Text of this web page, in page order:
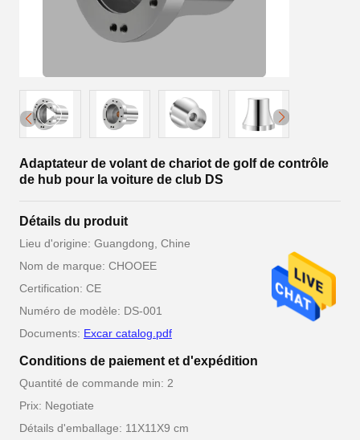
Adaptateur de volant de chariot de golf de contrôle
de hub pour la voiture de club DS
Détails du produit
Lieu d'origine: Guangdong, Chine
Nom de marque: CHOOEE
Certification: CE
Numéro de modèle: DS-001
Documents: Excar catalog.pdf
Conditions de paiement et d'expédition
Quantité de commande min: 2
Prix: Negotiate
Détails d'emballage: 11X11X9 cm